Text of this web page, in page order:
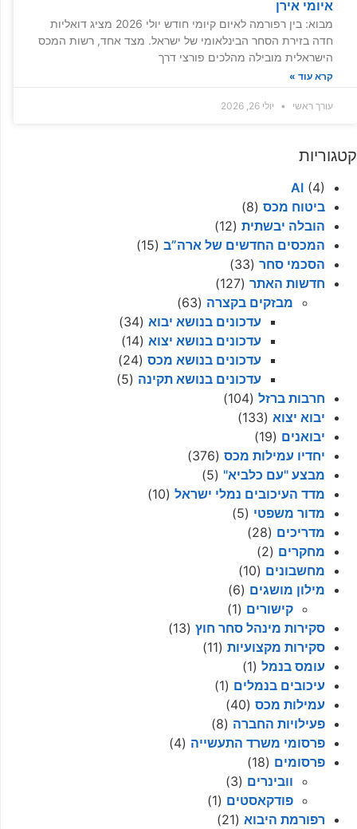
איומי אירן
מבוא: בין רפורמה לאיום קיומי חודש יולי 2026 מציג דואליות
חדה בזירת הסחר הבינלאומי של ישראל. מצד אחד, רשות המכס
הישראלית מובילה מהלכים פורצי דרך
קרא עוד »
עורך ראשי יולי 26, 2026
קטגוריות
AI (4)
ביטוח מכס (8)
הובלה יבשתית (12)
המכסים החדשים של ארה”ב (15)
הסכמי סחר (33)
חדשות האתר (127)
מבזקים בקצרה (63)
עדכונים בנושא יבוא (34)
עדכונים בנושא יצוא (14)
עדכונים בנושא מכס (24)
עדכונים בנושא תקינה (5)
חרבות ברזל (104)
יבוא יצוא (133)
יבואנים (19)
יחדיו עמילות מכס (376)
מבצע "עם כלביא" (5)
מדד העיכובים נמלי ישראל (10)
מדור משפטי (5)
מדריכים (28)
מחקרים (2)
מחשבונים (10)
מילון מושגים (6)
קישורים (1)
סקירות מינהל סחר חוץ (13)
סקירות מקצועיות (11)
עומס בנמל (1)
עיכובים בנמלים (1)
עמילות מכס (40)
פעילויות החברה (8)
פרסומי משרד התעשייה (4)
פרסומים (18)
וובינרים (3)
פודקאסטים (1)
רפורמת היבוא (21)